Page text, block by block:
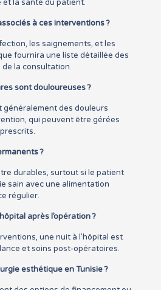
et la santé du patient.
à ces interventions ?
les saignements, et les
fournira une liste détaillée des
la consultation.
sont douloureuses ?
des douleurs
qui peuvent être gérées
?
durables, surtout si le patient
sain avec une alimentation
régulier.
après l’opération ?
une nuit à l’hôpital est
et soins post-opératoires.
esthétique en Tunisie ?